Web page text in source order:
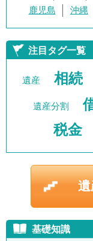
鹿児島
沖縄
注目タグ一覧
遺産 相続
遺産分割
税金
基礎知識